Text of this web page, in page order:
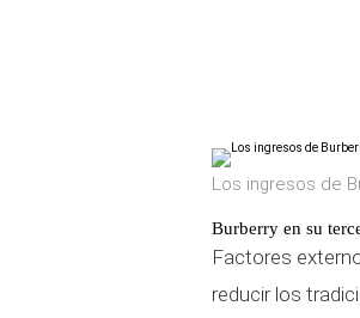
Los ingresos de
Burberry en su
Factores
reducir los